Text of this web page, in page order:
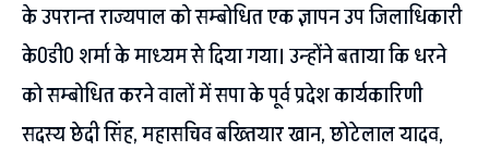
के उपरान्त राज्यपाल को सम्बोधित एक ज्ञापन उप जिलाधिकारी
के0डी0 शर्मा के माध्यम से दिया गया। उन्होंने बताया कि धरने
को सम्बोधित करने वालों में सपा के पूर्व प्रदेश कार्यकारिणी
सदस्य छेदी सिंह, महासचिव बख्तियार खान, छोटेलाल यादव,